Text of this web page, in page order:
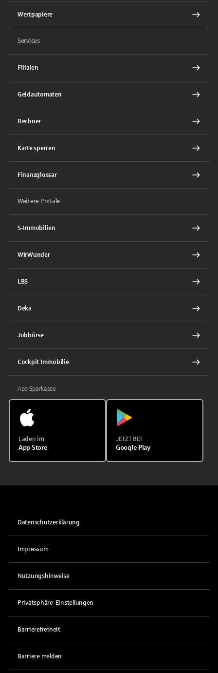
Wertpapiere
Services
Filialen
Geldautomaten
Rechner
Karte sperren
Finanzglossar
Weitere Portale
S-Immobilien
WirWunder
LBS
Deka
Jobbörse
Cockpit Immobilie
App Sparkasse
Laden im
App Store
JETZT BEI
Google Play
Datenschutzerklärung
Impressum
Nutzungshinweise
Privatsphäre-Einstellungen
Barrierefreiheit
Barriere melden